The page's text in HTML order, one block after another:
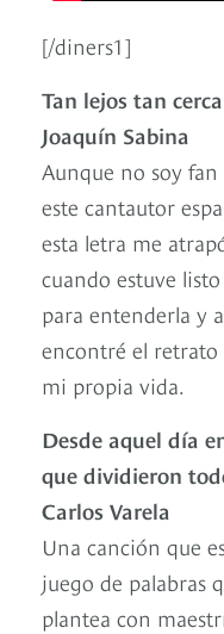
[/diners1]
Tan lejos tan
Joaquín Sabina
Aunque no soy fan
este cantautor
esta letra me
cuando estuve listo
para entenderla y
encontré el retrato
mi propia vida.
Desde aquel día
que dividieron
Carlos Varela
Una canción que
juego de palabras
plantea con